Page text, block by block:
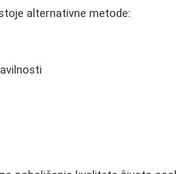
alternativne metode: